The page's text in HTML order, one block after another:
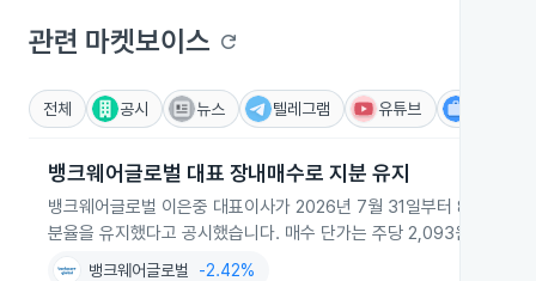
관련 마켓보이스 refresh
전체 공시 뉴스 텔레그램 유튜브
뱅크웨어글로벌 대표 장내매수로 지분 유지
뱅크웨어글로벌 이은중 대표이사가 2026년 7월 31일부터 8월 6일
분율을 유지했다고 공시했습니다. 매수 단가는 주당 2,093원에서
뱅크웨어글로벌 -2.42%